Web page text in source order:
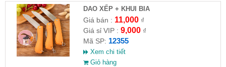
DAO XẾP + KHUI BIA
Giá bán : 11,000₫
Giá sỉ VIP : 9,000₫
Mã SP: 12355
Xem chi tiết
Giỏ hàng